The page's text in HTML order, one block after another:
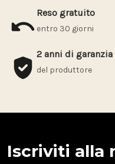
Reso gratuito
entro 30 giorni
2 anni di garanzia
del produttore
Iscriviti alla